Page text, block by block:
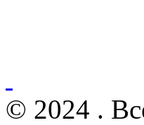
© 2024 .